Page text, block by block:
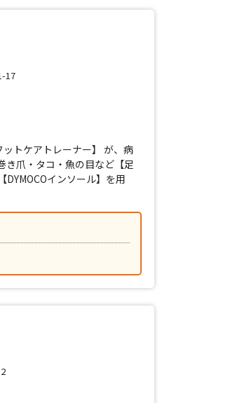
17
トケアトレーナー】 が、病
き爪・タコ・魚の目など【足
インソール】を用